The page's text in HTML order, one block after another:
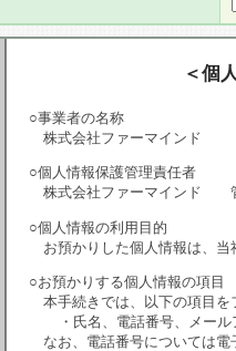
＜個
○事業者の名称
株式会社ファーマインド
○個人情報保護管理責任者
株式会社ファーマインド
○個人情報の利用目的
お預かりした個人情報は、当
○お預かりする個人情報の項目
本手続きでは、以下の項目を
・氏名、電話番号、メー
なお、電話番号については